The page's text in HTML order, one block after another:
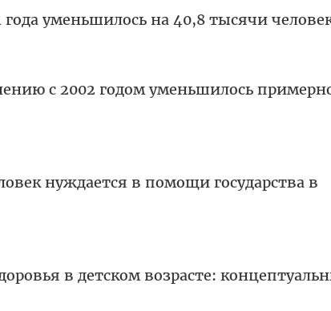
года уменьшилось на 40,8 тысячи
с 2002 годом уменьшилось
нуждается в помощи государства в
в детском возрасте: